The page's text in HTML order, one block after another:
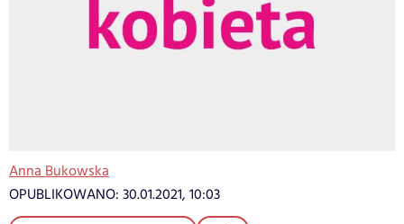
Anna Bukowska
OPUBLIKOWANO: 30.01.2021, 10:03